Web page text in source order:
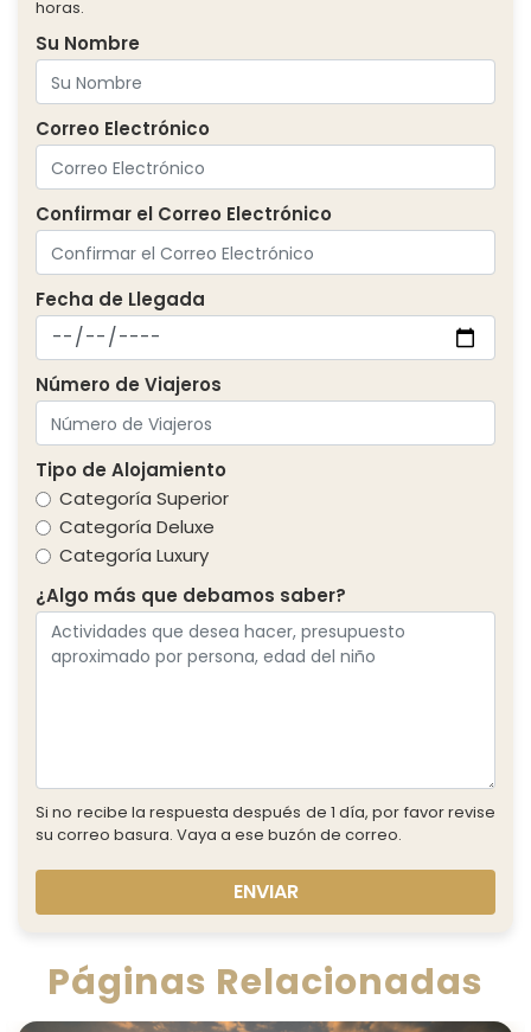
horas.
Su Nombre
Correo Electrónico
Confirmar el Correo Electrónico
Fecha de Llegada
Número de Viajeros
Tipo de Alojamiento
Categoría Superior
Categoría Deluxe
Categoría Luxury
¿Algo más que debamos saber?
Si no recibe la respuesta después de 1 día, por favor revise
su correo basura. Vaya a ese buzón de correo.
ENVIAR
Páginas Relacionadas